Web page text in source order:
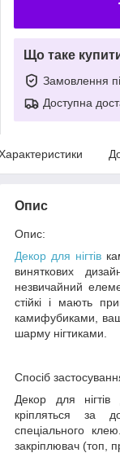
Що таке
Замовлення
Доступна
Опис
Опис:
Декор для нігтів
виняткових
незвичайний
стійкі і мають
камифубиками,
шарму нігтиками.
Спосіб
Декор для
кріпляться за
спеціального
закріплювач (топ,